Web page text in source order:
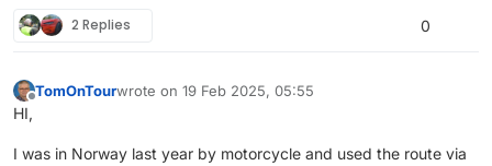
2 Replies 0
TomOnTourwrote on 19 Feb 2025, 05:55
last edited by TomOnTour
HI,
I was in Norway last year by motorcycle and used the route via